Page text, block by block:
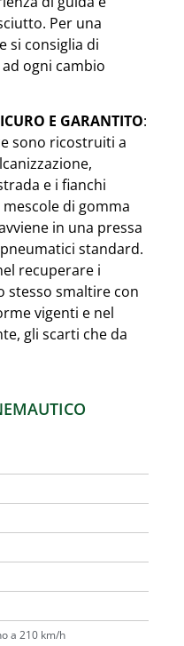
Per una
si consiglia di
ogni cambio
E GARANTITO:
sono ricostruiti a
e i fianchi
di gomma
in una pressa
standard.
recuperare i
stesso smaltire con
vigenti e nel
gli scarti che da
a 210 km/h